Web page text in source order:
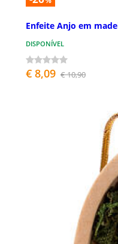
Enfeite Anjo em
DISPONÍVEL
€ 8,09 € 10,90